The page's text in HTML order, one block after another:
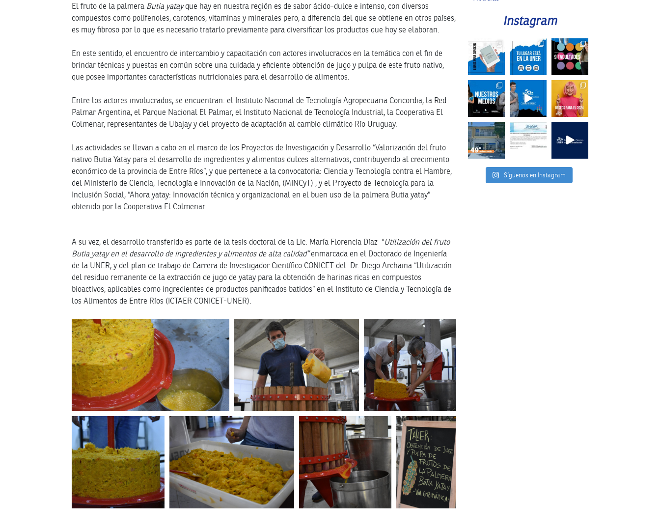
El fruto de la palmera Butia yatayque hay en nuestra región es de sabor ácido-dulce e intenso, con diversos
compuestos como polifenoles, carotenos, vitaminas y minerales pero, a diferencia del que se obtiene en otros países,
es muy fibroso por lo que es necesario tratarlo previamente para diversificar los productos que hoy se elaboran.
En este sentido, el encuentro de intercambio y capacitación con actores involucrados en la temática con el fin de
brindar técnicas y puestas en común sobre una cuidada y eficiente obtención de jugo y pulpa de este fruto nativo,
que posee importantes características nutricionales para el desarrollo de alimentos.
Entre los actores involucrados, se encuentran: el Instituto Nacional de Tecnología Agropecuaria Concordia, la Red
Palmar Argentina, el Parque Nacional El Palmar, el Instituto Nacional de Tecnología Industrial, la Cooperativa El
Colmenar, representantes de Ubajay y del proyecto de adaptación al cambio climático Río Uruguay.
Las actividades se llevan a cabo en el marco de los Proyectos de Investigación y Desarrollo “Valorización del fruto
nativo Butia Yatay para el desarrollo de ingredientes y alimentos dulces alternativos, contribuyendo al crecimiento
económico de la provincia de Entre Ríos”, y que pertenece a la convocatoria: Ciencia y Tecnología contra el Hambre,
del Ministerio de Ciencia, Tecnología e Innovación de la Nación, (MINCyT) , y el Proyecto de Tecnología para la
Inclusión Social, “Ahora yatay: Innovación técnica y organizacional en el buen uso de la palmera Butia yatay”
obtenido por la Cooperativa El Colmenar.
A su vez, el desarrollo transferido es parte de la tesis doctoral de la Lic. María Florencia Díaz “Utilización del fruto
Butia yatay en el desarrollo de ingredientes y alimentos de alta calidad”enmarcada en el Doctorado de Ingeniería
de la UNER, y del plan de trabajo de Carrera de Investigador Científico CONICET del Dr. Diego Archaina “Utilización
del residuo remanente de la extracción de jugo de yatay para la obtención de harinas ricas en compuestos
bioactivos, aplicables como ingredientes de productos panificados batidos” en el Instituto de Ciencia y Tecnología de
los Alimentos de Entre Ríos (ICTAER CONICET-UNER).
Instagram
Síguenos en Instagram